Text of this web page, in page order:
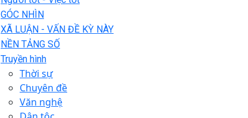
GÓC NHÌN
XÃ LUẬN - VẤN ĐỀ KỲ NÀY
NỀN TẢNG SỐ
Truyền hình
Thời sự
Chuyên đề
Văn nghệ